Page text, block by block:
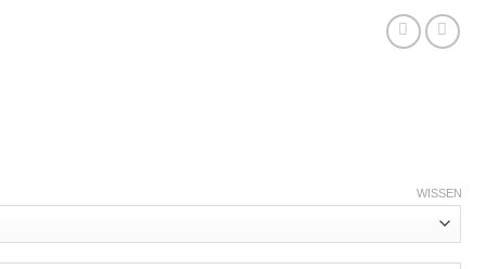
WISSEN